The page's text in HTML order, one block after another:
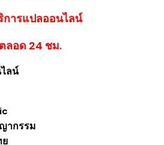
การแปลออนไลน์
​ตลอด 24 ชม.
ลน์
ากรรม
ย